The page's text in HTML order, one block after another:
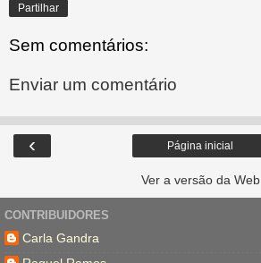
Partilhar
Sem comentários:
Enviar um comentário
‹ Página inicial
Ver a versão da Web
CONTRIBUIDORES
Carla Gandra